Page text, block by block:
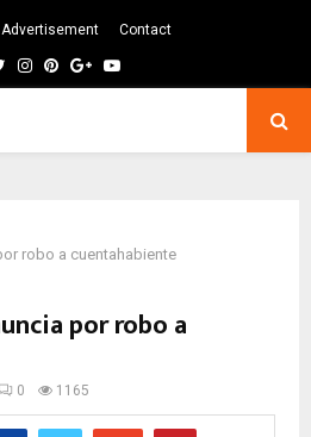
Advertisement Contact
TwitterInstagram
Pinterest
GoogleYoutube
robo a cuentahabiente
por robo a
0 1165